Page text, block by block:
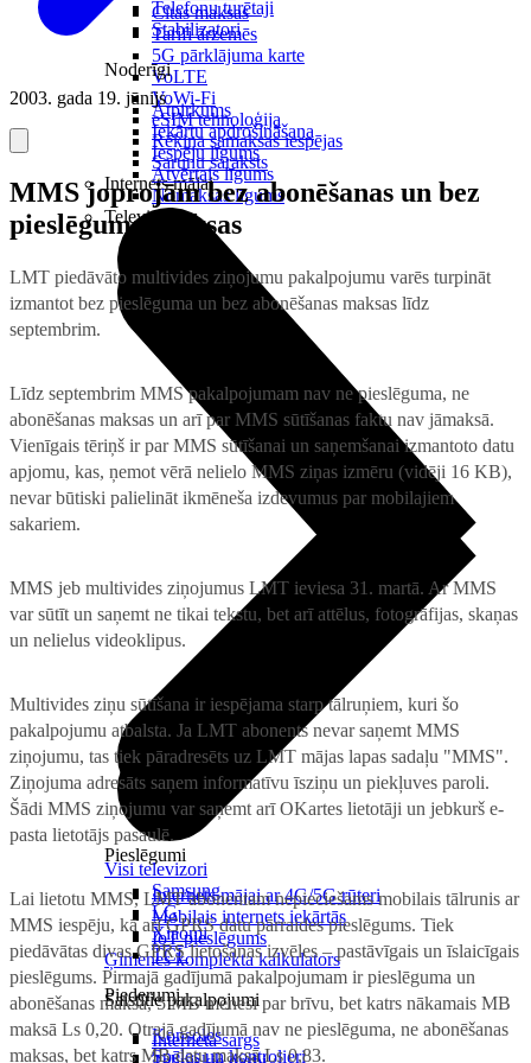
Citas maksas
Tarifi ārzemēs
5G pārklājuma karte
VoLTE
VoWi-Fi
eSIM tehnoloģija
Rēķina samaksas iespējas
Sarunu saraksts
Internets mājai
Pieslēgumi
Internets mājai ar 4G/5G rūteri
Mobilais internets iekārtās
IoT pieslēgums
Ģimenes komplekta kalkulators
Saistītie pakalpojumi
Interneta sargs
Telefonu turētaji
Stabilizatori
Noderīgi
Atpirkums
Iekārtu apdrošināšana
Iespēju līgums
Atvērtais līgums
Nomaksas līgums
Televizori
Visi televizori
Samsung
LG
Xiaomi
TCL
Piederumi
Konsoles
Spēles un kontrolieri
2003. gada 19. jūnijs
MMS joprojām bez abonēšanas un bez
pieslēguma maksas
LMT piedāvāto multivides ziņojumu pakalpojumu varēs turpināt
izmantot bez pieslēguma un bez abonēšanas maksas līdz
septembrim.
Līdz septembrim MMS pakalpojumam nav ne pieslēguma, ne
abonēšanas maksas un arī par MMS sūtīšanas faktu nav jāmaksā.
Vienīgais tēriņš ir par MMS sūtīšanai un saņemšanai izmantoto datu
apjomu, kas, ņemot vērā nelielo MMS ziņas izmēru (vidēji 16 KB),
nevar būtiski palielināt ikmēneša izdevumus par mobilajiem
sakariem.
MMS jeb multivides ziņojumus LMT ieviesa 31. martā. Ar MMS
var sūtīt un saņemt ne tikai tekstu, bet arī attēlus, fotogrāfijas, skaņas
un nelielus videoklipus.
Multivides ziņu sūtīšana ir iespējama starp tālruņiem, kuri šo
pakalpojumu atbalsta. Ja LMT abonents nevar saņemt MMS
ziņojumu, tas tiek pāradresēts uz LMT mājas lapas sadaļu "MMS".
Ziņojuma adresāts saņem informatīvu īsziņu un piekļuves paroli.
Šādi MMS ziņojumu var saņemt arī OKartes lietotāji un jebkurš e-
pasta lietotājs pasaulē.
Lai lietotu MMS, LMT abonentam nepieciešams mobilais tālrunis ar
MMS iespēju, kā arī GPRS datu pārraides pieslēgums. Tiek
piedāvātas divas GPRS lietošanas izvēles – pastāvīgais un īslaicīgais
pieslēgums. Pirmajā gadījumā pakalpojumam ir pieslēguma un
abonēšanas maksa, 5 MB mēnesī par brīvu, bet katrs nākamais MB
maksā Ls 0,20. Otrajā gadījumā nav ne pieslēguma, ne abonēšanas
maksas, bet katrs MB datu maksā Ls 0,83.